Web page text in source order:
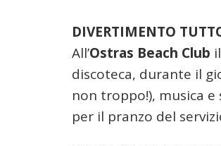
DIVERTIMENTO
All’Ostras Beach Club
discoteca, durante il
non troppo!), musica
per il pranzo del